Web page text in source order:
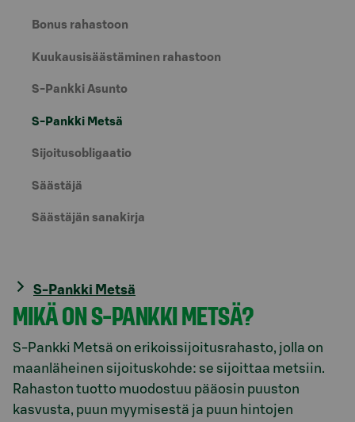
Bonus rahastoon
Kuukausisäästäminen rahastoon
S-Pankki Asunto
S-Pankki Metsä
Sijoitusobligaatio
Säästäjä
Säästäjän sanakirja
S-Pankki Metsä
MIKÄ ON S-PANKKI METSÄ?
S-Pankki Metsä on erikoissijoitusrahasto, jolla on
maanläheinen sijoituskohde: se sijoittaa metsiin.
Rahaston tuotto muodostuu pääosin puuston
kasvusta, puun myymisestä ja puun hintojen